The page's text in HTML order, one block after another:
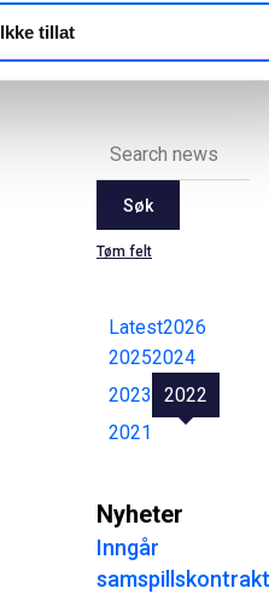
Ikke tillat
pressemeldinger
Søk
Tøm felt
Latest2026
20252024
2023
2022
2021
Nyheter
Inngår
samspillskontrakt